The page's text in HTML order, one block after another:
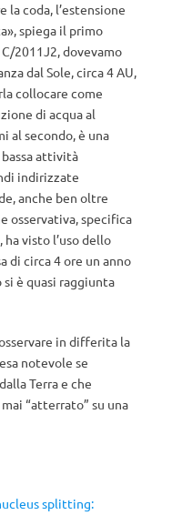
coda, l’estensione
spiega il primo
2011J2, dovevamo
dal Sole, circa 4 AU,
collocare come
di acqua al
al secondo, è una
attività
indirizzate
anche ben oltre
osservativa, specifica
visto l’uso dello
di circa 4 ore un anno
si è quasi raggiunta
in differita la
notevole se
Terra e che
“atterrato” su una
splitting: